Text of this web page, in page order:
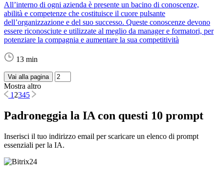
All’interno di ogni azienda è presente un bacino di conoscenze,
abilità e competenze che costituisce il cuore pulsante
dell’organizzazione e del suo successo. Queste conoscenze devono
essere riconosciute e utilizzate al meglio da manager e formatori, per
potenziare la compagnia e aumentare la sua competitività
13 min
Vai alla pagina
Mostra altro
1 2345
Padroneggia la IA con questi 10 prompt
Inserisci il tuo indirizzo email per scaricare un elenco di prompt
essenziali per la IA.